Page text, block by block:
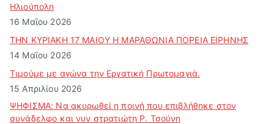
Ηλιούπολη
16 Μαΐου 2026
ΤΗΝ ΚΥΡΙΑΚΗ 17 ΜΑΙΟΥ Η ΜΑΡΑΘΩΝΙΑ ΠΟΡΕΙΑ ΕΙΡΗΝΗΣ
14 Μαΐου 2026
Τιμούμε με αγώνα την Εργατική Πρωτομαγιά.
15 Απριλίου 2026
ΨΗΦΙΣΜΑ: Να ακυρωθεί η ποινή που επιβλήθηκε στον
συνάδελφο και νυν στρατιώτη Ρ. Τσούνη